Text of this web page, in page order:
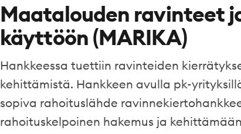
Maatalouden ravinteet
käyttöön (MARIKA)
Hankkeessa tuettiin ravinteiden
kehittämistä. Hankkeen avulla pk-
sopiva rahoituslähde
rahoituskelpoinen hakemus ja